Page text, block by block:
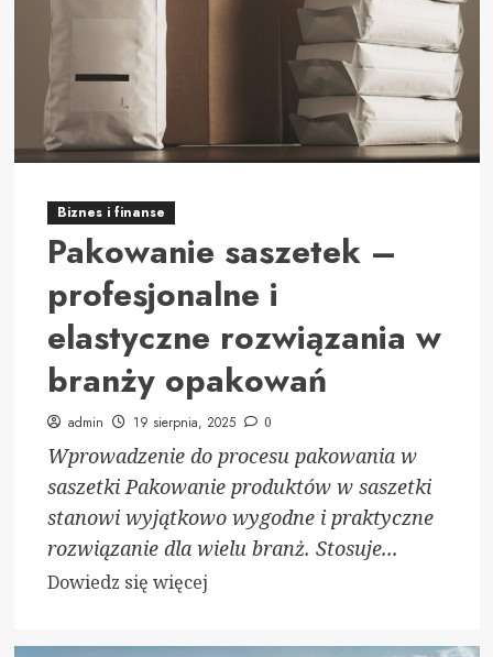
profesjonalne
doświadczenie
Biznes i finanse
Pakowanie saszetek –
profesjonalne i
elastyczne rozwiązania w
branży opakowań
admin 19 sierpnia, 2025 0
Wprowadzenie do procesu pakowania w
saszetki Pakowanie produktów w saszetki
stanowi wyjątkowo wygodne i praktyczne
rozwiązanie dla wielu branż. Stosuje...
Dowiedz się więcejDowiedz